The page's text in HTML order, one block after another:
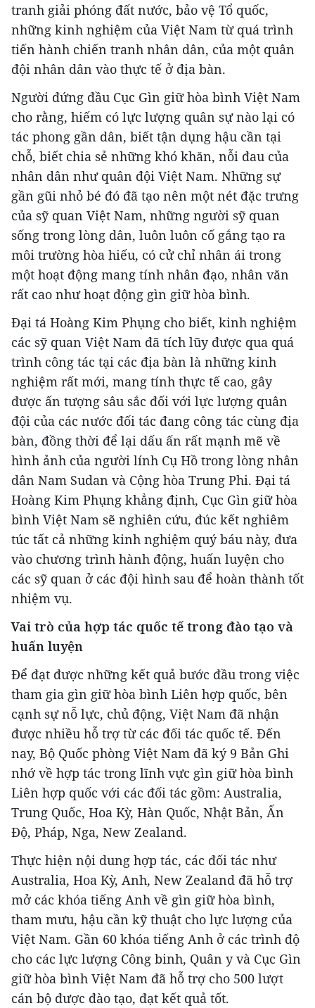
tranh giải phóng đất nước, bảo vệ Tổ quốc,
những kinh nghiệm của Việt Nam từ quá trình
tiến hành chiến tranh nhân dân, của một quân
đội nhân dân vào thực tế ở địa bàn.
Người đứng đầu Cục Gìn giữ hòa bình Việt Nam
cho rằng, hiếm có lực lượng quân sự nào lại có
tác phong gần dân, biết tận dụng hậu cần tại
chỗ, biết chia sẻ những khó khăn, nỗi đau của
nhân dân như quân đội Việt Nam. Những sự
gần gũi nhỏ bé đó đã tạo nên một nét đặc trưng
của sỹ quan Việt Nam, những người sỹ quan
sống trong lòng dân, luôn luôn cố gắng tạo ra
môi trường hòa hiếu, có cử chỉ nhân ái trong
một hoạt động mang tính nhân đạo, nhân văn
rất cao như hoạt động gìn giữ hòa bình.
Đại tá Hoàng Kim Phụng cho biết, kinh nghiệm
các sỹ quan Việt Nam đã tích lũy được qua quá
trình công tác tại các địa bàn là những kinh
nghiệm rất mới, mang tính thực tế cao, gây
được ấn tượng sâu sắc đối với lực lượng quân
đội của các nước đối tác đang công tác cùng địa
bàn, đồng thời để lại dấu ấn rất mạnh mẽ về
hình ảnh của người lính Cụ Hồ trong lòng nhân
dân Nam Sudan và Cộng hòa Trung Phi. Đại tá
Hoàng Kim Phụng khẳng định, Cục Gìn giữ hòa
bình Việt Nam sẽ nghiên cứu, đúc kết nghiêm
túc tất cả những kinh nghiệm quý báu này, đưa
vào chương trình hành động, huấn luyện cho
các sỹ quan ở các đội hình sau để hoàn thành tốt
nhiệm vụ.
Vai trò của hợp tác quốc tế trong đào tạo và
huấn luyện
Để đạt được những kết quả bước đầu trong việc
tham gia gìn giữ hòa bình Liên hợp quốc, bên
cạnh sự nỗ lực, chủ động, Việt Nam đã nhận
được nhiều hỗ trợ từ các đối tác quốc tế. Đến
nay, Bộ Quốc phòng Việt Nam đã ký 9 Bản Ghi
nhớ về hợp tác trong lĩnh vực gìn giữ hòa bình
Liên hợp quốc với các đối tác gồm: Australia,
Trung Quốc, Hoa Kỳ, Hàn Quốc, Nhật Bản, Ấn
Độ, Pháp, Nga, New Zealand.
Thực hiện nội dung hợp tác, các đối tác như
Australia, Hoa Kỳ, Anh, New Zealand đã hỗ trợ
mở các khóa tiếng Anh về gìn giữ hòa bình,
tham mưu, hậu cần kỹ thuật cho lực lượng của
Việt Nam. Gần 60 khóa tiếng Anh ở các trình độ
cho các lực lượng Công binh, Quân y và Cục Gìn
giữ hòa bình Việt Nam đã hỗ trợ cho 500 lượt
cán bộ được đào tạo, đạt kết quả tốt.